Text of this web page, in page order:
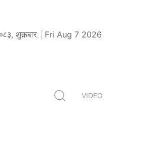
२०८३, शुक्रबार | Fri Aug 7 2026
VIDEO